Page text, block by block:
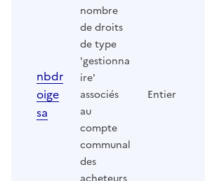
nbdr
oige
sa
nombre
de droits
de type
'gestionna
ire'
associés
au
compte
communal
des
Entier